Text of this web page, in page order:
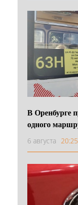
В Оренбурге
одного
6 августа 20:25